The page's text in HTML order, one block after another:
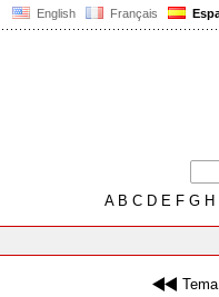
English Français
AB C D E F G H